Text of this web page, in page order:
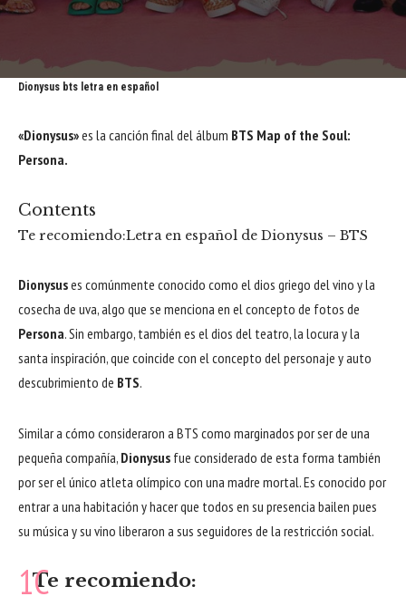
Dionysus bts letra en español
«Dionysus»es la canción final del álbum BTS Map of the Soul:
Persona.
Contents
Te recomiendo:Letra en español de Dionysus – BTS
Dionysuses comúnmente conocido como el dios griego del vino y la
cosecha de uva, algo que se menciona en el concepto de fotos de
Persona. Sin embargo, también es el dios del teatro, la locura y la
santa inspiración, que coincide con el concepto del personaje y auto
descubrimiento de BTS.
Similar a cómo consideraron a BTS como marginados por ser de una
pequeña compañía, Dionysus fue considerado de esta forma también
por ser el único atleta olímpico con una madre mortal. Es conocido por
entrar a una habitación y hacer que todos en su presencia bailen pues
su música y su vino liberaron a sus seguidores de la restricción social.
Te recomiendo: